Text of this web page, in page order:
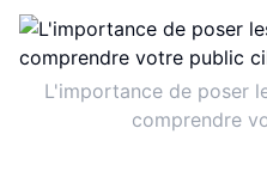
L'importance de poser
comprendre